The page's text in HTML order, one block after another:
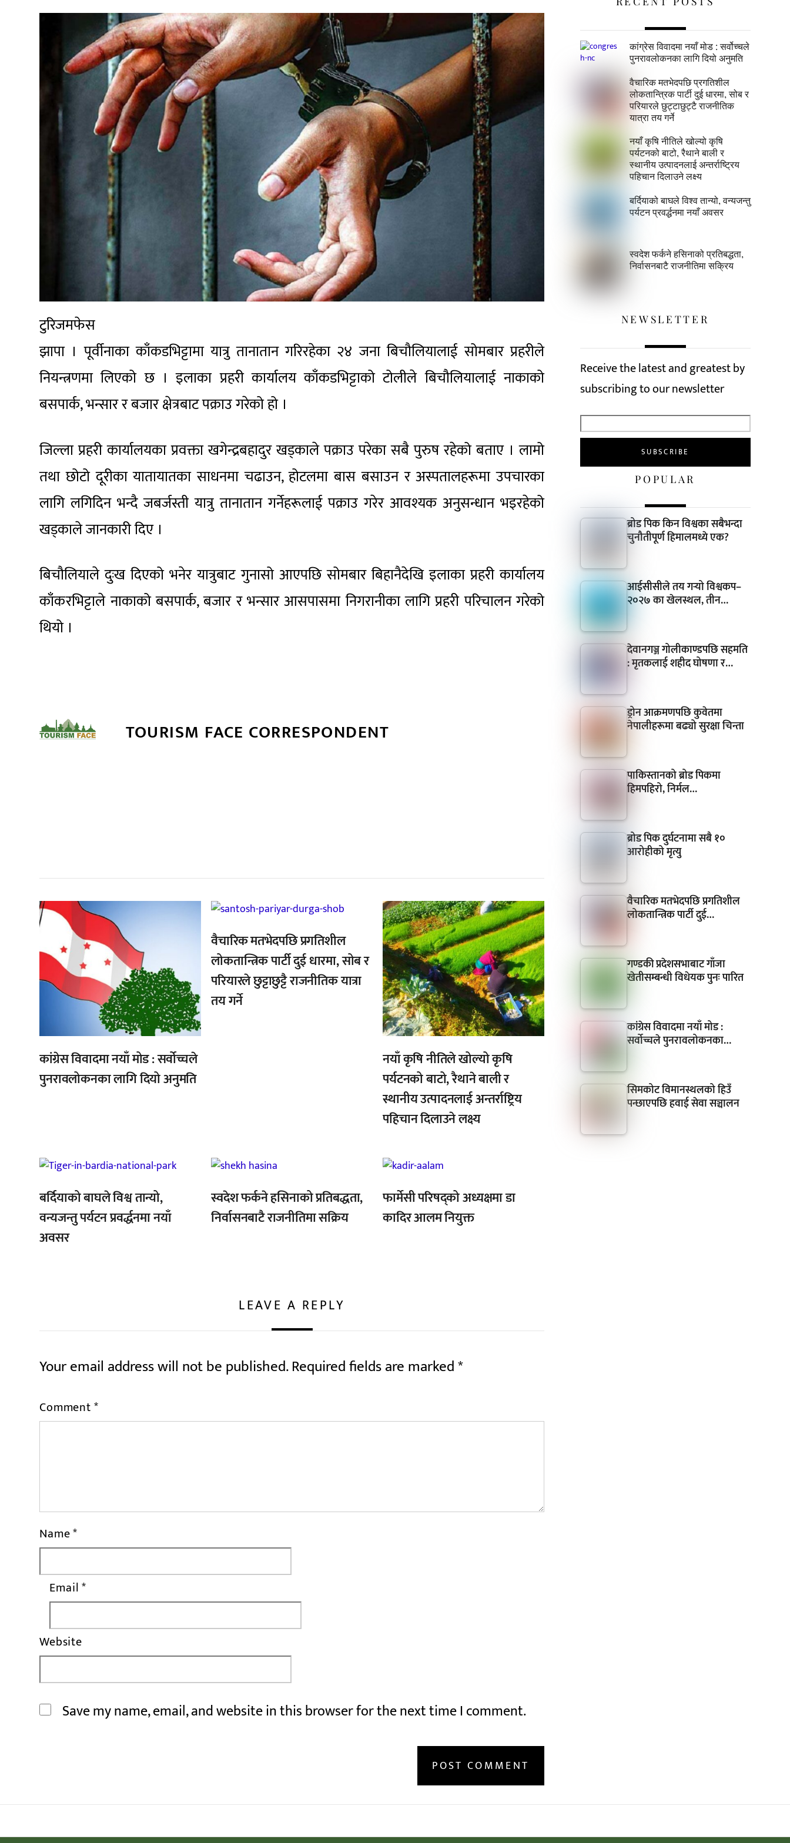
टुरिजमफेस
झापा । पूर्वीनाका काँकडभिट्टामा यात्रु तानातान गरिरहेका २४ जना बिचौलियालाई सोमबार प्रहरीले
नियन्त्रणमा लिएको छ । इलाका प्रहरी कार्यालय काँकडभिट्टाको टोलीले बिचौलियालाई नाकाको
बसपार्क, भन्सार र बजार क्षेत्रबाट पक्राउ गरेको हो ।
जिल्ला प्रहरी कार्यालयका प्रवक्ता खगेन्द्रबहादुर खड्काले पक्राउ परेका सबै पुरुष रहेको बताए । लामो
तथा छोटो दूरीका यातायातका साधनमा चढाउन, होटलमा बास बसाउन र अस्पतालहरूमा उपचारका
लागि लगिदिन भन्दै जबर्जस्ती यात्रु तानातान गर्नेहरूलाई पक्राउ गरेर आवश्यक अनुसन्धान भइरहेको
खड्काले जानकारी दिए ।
बिचौलियाले दुःख दिएको भनेर यात्रुबाट गुनासो आएपछि सोमबार बिहानैदेखि इलाका प्रहरी कार्यालय
काँकरभिट्टाले नाकाको बसपार्क, बजार र भन्सार आसपासमा निगरानीका लागि प्रहरी परिचालन गरेको
थियो ।
TOURISM FACE CORRESPONDENT
,
कांग्रेस विवादमा नयाँ मोड : सर्वोच्चले
पुनरावलोकनका लागि दियो अनुमति
,
वैचारिक मतभेदपछि प्रगतिशील
लोकतान्त्रिक पार्टी दुई धारमा, सोब र
परियारले छुट्टाछुट्टै राजनीतिक यात्रा
तय गर्ने
,
नयाँ कृषि नीतिले खोल्यो कृषि
पर्यटनको बाटो, रैथाने बाली र
स्थानीय उत्पादनलाई अन्तर्राष्ट्रिय
पहिचान दिलाउने लक्ष्य
,
बर्दियाको बाघले विश्व तान्यो,
वन्यजन्तु पर्यटन प्रवर्द्धनमा नयाँ
अवसर
,,
स्वदेश फर्कने हसिनाको प्रतिबद्धता,
निर्वासनबाटै राजनीतिमा सक्रिय
,
फार्मेसी परिषद्को अध्यक्षमा डा
कादिर आलम नियुक्त
LEAVE A REPLY
Your email address will not be published.Required fields are marked*
Comment*
Name*
Email*
Website
Save my name, email, and website in this browser for the next time I comment.
कांग्रेस विवादमा नयाँ मोड : सर्वोच्चले
पुनरावलोकनका लागि दियो अनुमति
वैचारिक मतभेदपछि प्रगतिशील
लोकतान्त्रिक पार्टी दुई धारमा, सोब र
परियारले छुट्टाछुट्टै राजनीतिक
यात्रा तय गर्ने
नयाँ कृषि नीतिले खोल्यो कृषि
पर्यटनको बाटो, रैथाने बाली र
स्थानीय उत्पादनलाई अन्तर्राष्ट्रिय
पहिचान दिलाउने लक्ष्य
बर्दियाको बाघले विश्व तान्यो, वन्यजन्तु
पर्यटन प्रवर्द्धनमा नयाँ अवसर
स्वदेश फर्कने हसिनाको प्रतिबद्धता,
निर्वासनबाटै राजनीतिमा सक्रिय
NEWSLETTER
Receive the latest and greatest by
subscribing to our newsletter
POPULAR
ब्रोड पिक किन विश्वका सबैभन्दा
चुनौतीपूर्ण हिमालमध्ये एक?
आईसीसीले तय गर्‍यो विश्वकप–
२०२७ का खेलस्थल, तीन…
देवानगञ्ज गोलीकाण्डपछि सहमति
: मृतकलाई शहीद घोषणा र…
ड्रोन आक्रमणपछि कुवेतमा
नेपालीहरूमा बढ्यो सुरक्षा चिन्ता
पाकिस्तानको ब्रोड पिकमा
हिमपहिरो, निर्मल…
ब्रोड पिक दुर्घटनामा सबै १०
आरोहीको मृत्यु
वैचारिक मतभेदपछि प्रगतिशील
लोकतान्त्रिक पार्टी दुई…
गण्डकी प्रदेशसभाबाट गाँजा
खेतीसम्बन्धी विधेयक पुनः पारित
कांग्रेस विवादमा नयाँ मोड :
सर्वोच्चले पुनरावलोकनका…
सिमकोट विमानस्थलको हिउँ
पन्छाएपछि हवाई सेवा सञ्चालन